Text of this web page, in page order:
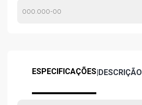
ESPECIFICAÇÕES|DESCRIÇÃO